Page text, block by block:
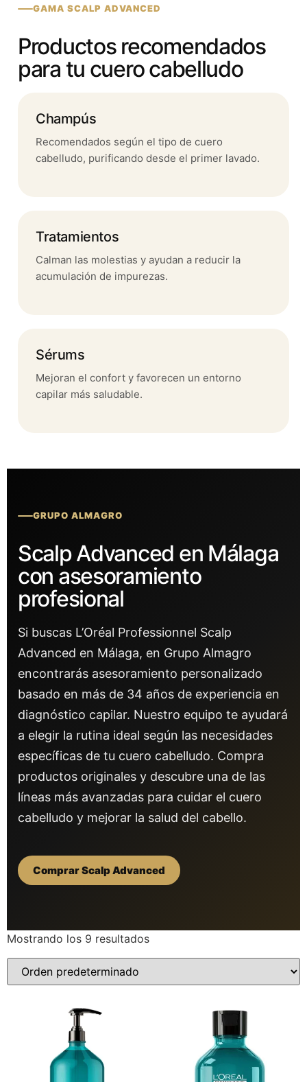
GAMA SCALP ADVANCED
Productos recomendados
para tu cuero cabelludo
Champús
Recomendados según el tipo de cuero
cabelludo, purificando desde el primer lavado.
Tratamientos
Calman las molestias y ayudan a reducir la
acumulación de impurezas.
Sérums
Mejoran el confort y favorecen un entorno
capilar más saludable.
GRUPO ALMAGRO
Scalp Advanced en Málaga
con asesoramiento
profesional
Si buscas L’Oréal Professionnel Scalp
Advanced en Málaga, en Grupo Almagro
encontrarás asesoramiento personalizado
basado en más de 34 años de experiencia en
diagnóstico capilar. Nuestro equipo te ayudará
a elegir la rutina ideal según las necesidades
específicas de tu cuero cabelludo. Compra
productos originales y descubre una de las
líneas más avanzadas para cuidar el cuero
cabelludo y mejorar la salud del cabello.
Comprar Scalp Advanced
Mostrando los 9 resultados